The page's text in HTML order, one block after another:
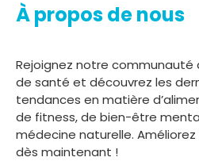
À propos de nous
Rejoignez notre communauté
de santé et découvrez les
tendances en matière
de fitness, de bien-être
médecine naturelle.
dès maintenant !